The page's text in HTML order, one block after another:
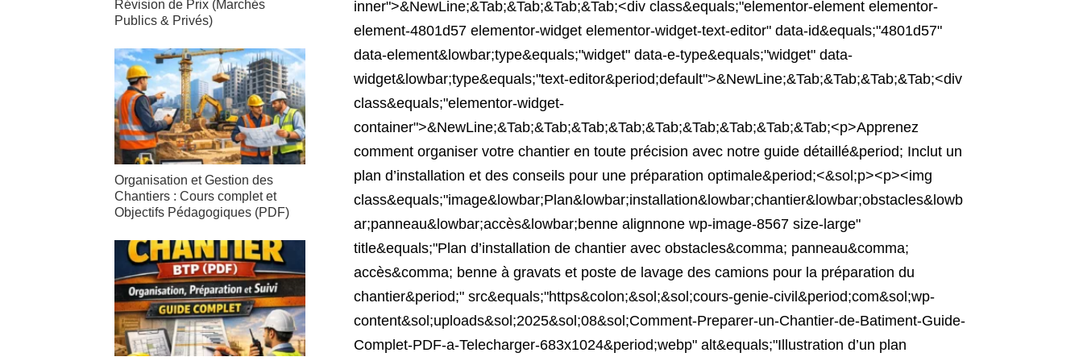
Révision de Prix (Marchés
Publics & Privés)
Organisation et Gestion des
Chantiers : Cours complet et
Objectifs Pédagogiques (PDF)